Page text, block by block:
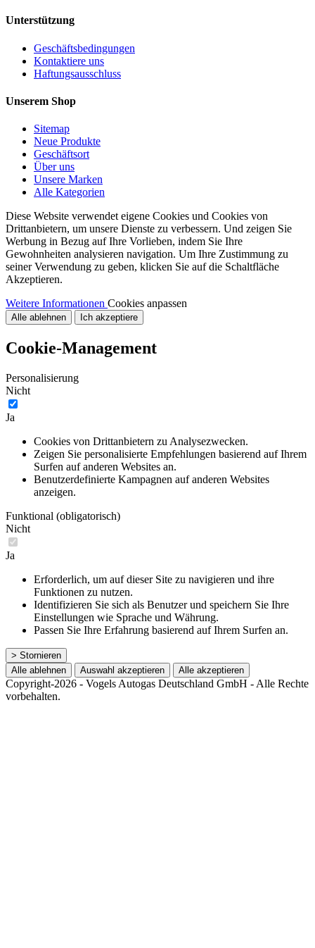
Unterstützung
Geschäftsbedingungen
Kontaktiere uns
Haftungsausschluss
Unserem Shop
Sitemap
Neue Produkte
Geschäftsort
Über uns
Unsere Marken
Alle Kategorien
Diese Website verwendet eigene Cookies und Cookies von
Drittanbietern, um unsere Dienste zu verbessern. Und zeigen Sie
Werbung in Bezug auf Ihre Vorlieben, indem Sie Ihre
Gewohnheiten analysieren navigation. Um Ihre Zustimmung zu
seiner Verwendung zu geben, klicken Sie auf die Schaltfläche
Akzeptieren.
Weitere Informationen Cookies anpassen
Alle ablehnen Ich akzeptiere
Cookie-Management
Personalisierung
Nicht
Ja
Cookies von Drittanbietern zu Analysezwecken.
Zeigen Sie personalisierte Empfehlungen basierend auf Ihrem
Surfen auf anderen Websites an.
Benutzerdefinierte Kampagnen auf anderen Websites
anzeigen.
Funktional (obligatorisch)
Nicht
Ja
Erforderlich, um auf dieser Site zu navigieren und ihre
Funktionen zu nutzen.
Identifizieren Sie sich als Benutzer und speichern Sie Ihre
Einstellungen wie Sprache und Währung.
Passen Sie Ihre Erfahrung basierend auf Ihrem Surfen an.
> Stornieren
Alle ablehnen
Auswahl akzeptieren Alle akzeptieren
Copyright-2026 - Vogels Autogas Deutschland GmbH - Alle Rechte
vorbehalten.